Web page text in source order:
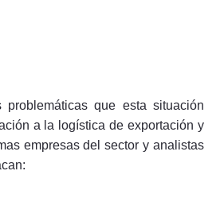
problemáticas que esta situación
a la logística de exportación y
empresas del sector y analistas